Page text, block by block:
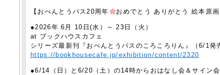
【おべんとうバス20周年 おめでとう ありがとう 絵本原
●2026年 6月 10日(水）～ 23日（火）
at ブックハウスカフェ
シリーズ最新刊『おべんとうバスのころころりん』（6/1
https://bookhousecafe.jp/exhibition/content/2320
●6/14（日）と6/20（土）の14時からおはなし会＆サイン会